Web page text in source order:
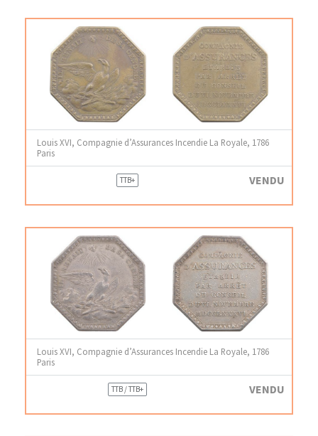
Louis XVI, Compagnie d’Assurances Incendie La Royale, 1786
Paris
TTB+ VENDU
Louis XVI, Compagnie d’Assurances Incendie La Royale, 1786
Paris
TTB / TTB+ VENDU